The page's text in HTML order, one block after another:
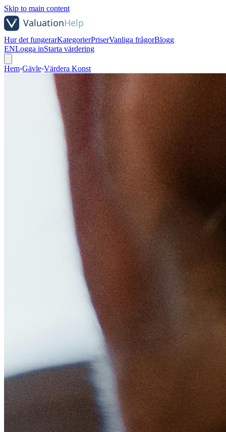
Skip to main content
Hur det fungerarKategorierPriserVanliga frågorBlogg
ENLogga inStarta värdering
Hem›Gävle›Värdera Konst